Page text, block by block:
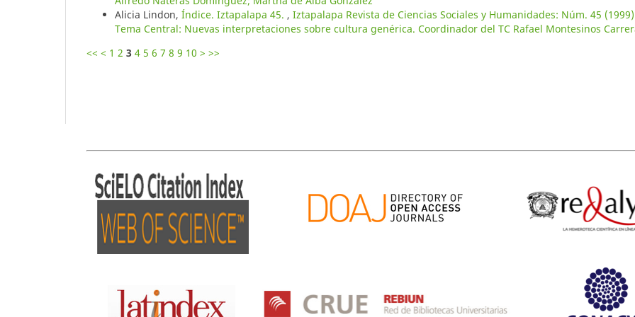
Alicia Lindon, Índice. Iztapalapa 45. , Iztapalapa Revista de Ciencias Sociales y Humanidades: Núm. 45
Tema Central: Nuevas interpretaciones sobre cultura genérica. Coordinador del TC Rafael Montesinos
<< < 1 2 3 4 5 6 7 8 9 10 > >>